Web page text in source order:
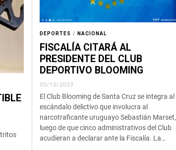
DEPORTES / NACIONAL
FISCALÍA CITARÁ AL
PRESIDENTE DEL CLUB
DEPORTIVO BLOOMING
05/12/2023
El Club Blooming de Santa Cruz se integra al
escándalo delictivo que involucra al
narcotraficante uruguayo Sebastián Marset,
luego de que cinco administrativos del Club
acudieran a declarar ante la Fiscalía. La…